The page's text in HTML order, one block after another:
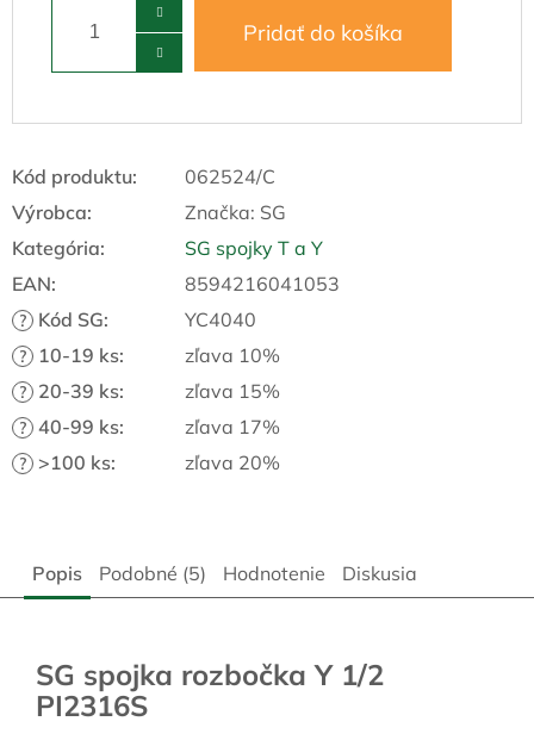
Pridať do košíka
Kód produktu:
062524/C
Výrobca:
Značka: SG
Kategória:
SG spojky T a Y
EAN: 8594216041053
? Kód SG: YC4040
? 10-19 ks: zľava 10%
? 20-39 ks: zľava 15%
? 40-99 ks: zľava 17%
? >100 ks: zľava 20%
Popis Podobné (5) Hodnotenie Diskusia
SG spojka rozbočka Y 1/2
PI2316S